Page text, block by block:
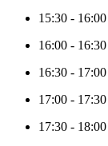
15:30 - 16:00
16:00 - 16:30
16:30 - 17:00
17:00 - 17:30
17:30 - 18:00